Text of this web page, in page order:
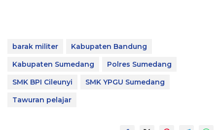
barak militer
Kabupaten Bandung
Kabupaten Sumedang
Polres Sumedang
SMK BPI Cileunyi
SMK YPGU Sumedang
Tawuran pelajar